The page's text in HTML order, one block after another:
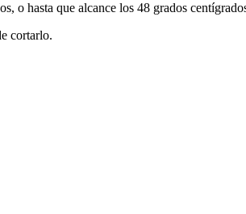
o hasta que alcance los 48 grados
cortarlo.